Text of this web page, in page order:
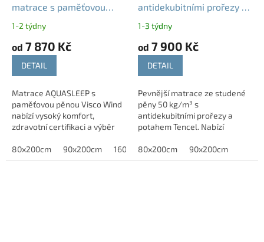
matrace s paměťovou
130 kg
1-2 týdny
od 7 870 Kč
DETAIL
Matrace AQUASLEEP s
paměťovou pěnou Visco Wind
nabízí vysoký komfort,
zdravotní certifikaci a výběr
certifikace pouze u výšky
20cm. Matrace je...
80x200cm 90x200cm 160x200cm 180x200cm
antidekubitními prořezy T4
1-3 týdny
od 7 900 Kč
DETAIL
Pevnější matrace ze studené
pěny 50 kg/m³ s
antidekubitními prořezy a
potahem Tencel. Nabízí
odolnost a komfortní spánek.
80x200cm 90x200cm